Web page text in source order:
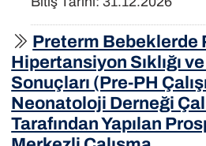
Preterm Bebeklerde
Hipertansiyon Sıklığı
Sonuçları (Pre-PH
Neonatoloji Derneği
Tarafından Yapılan